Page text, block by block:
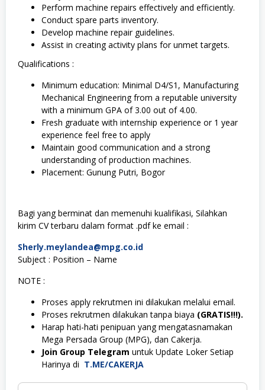
Perform machine repairs effectively and efficiently.
Conduct spare parts inventory.
Develop machine repair guidelines.
Assist in creating activity plans for unmet targets.
Qualifications :
Minimum education: Minimal D4/S1, Manufacturing
Mechanical Engineering from a reputable university
with a minimum GPA of 3.00 out of 4.00.
Fresh graduate with internship experience or 1 year
experience feel free to apply
Maintain good communication and a strong
understanding of production machines.
Placement: Gunung Putri, Bogor
Bagi yang berminat dan memenuhi kualifikasi, Silahkan
kirim CV terbaru dalam format .pdf ke email :
Sherly.meylandea@mpg.co.id
Subject : Position – Name
NOTE :
Proses apply rekrutmen ini dilakukan melalui email.
Proses rekrutmen dilakukan tanpa biaya (GRATIS!!!).
Harap hati-hati penipuan yang mengatasnamakan
Mega Persada Group (MPG), dan Cakerja.
Join Group Telegram untuk Update Loker Setiap
Harinya di T.ME/CAKERJA